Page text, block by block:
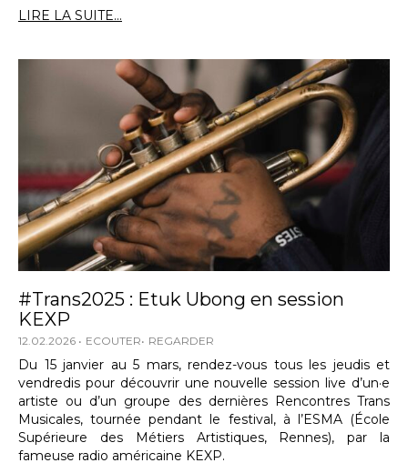
LIRE LA SUITE...
#Trans2025 : Etuk Ubong en session
KEXP
12.02.2026 ECOUTER REGARDER
Du 15 janvier au 5 mars, rendez-vous tous les jeudis et
vendredis pour découvrir une nouvelle session live d’un·e
artiste ou d’un groupe des dernières Rencontres Trans
Musicales, tournée pendant le festival, à l’ESMA (École
Supérieure des Métiers Artistiques, Rennes), par la
fameuse radio américaine KEXP.